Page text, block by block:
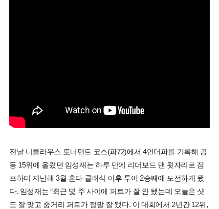
전날 니클라우스 토너먼트 코스(파72)에서 4언더파를 기록해 공
동 15위에 올랐던 임성재는 하루 만에 리더보드 맨 윗자리로 점
프하며 지난해 3월 혼다 클래식 이후 투어 2승째에 도전하게 됐
다. 임성재는 “최근 몇 주 사이에 퍼트가 잘 안 됐는데 오늘은 샷
도 잘 맞고 중거리 퍼트가 정말 잘 됐다. 이 대회에서 2년간 12위,